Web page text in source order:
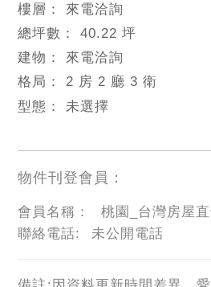
樓層： 來電洽詢
總坪數：40.22 坪
建物： 來電洽詢
格局： 2 房 2 廳 3 衛
型態： 未選擇
物件刊登會員：
會員名稱：
桃園_台灣房屋
聯絡電話:
未公開電話